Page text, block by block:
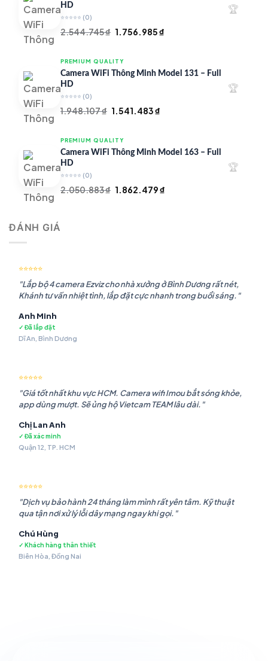
HD
⭐⭐⭐⭐⭐ (0)
2.544.745₫ Giá
là:
2.544.745 ₫.
1.756.985₫
là:
🏆
PREMIUM QUALITY
Camera WiFi Thông Minh Model 131 – Full
HD
⭐⭐⭐⭐⭐ (0)
1.948.107₫ Giá
là:
1.948.107 ₫.
1.541.483₫
là:
🏆
PREMIUM QUALITY
Camera WiFi Thông Minh Model 163 – Full
HD
⭐⭐⭐⭐⭐ (0)
2.050.883₫ Giá
1.862.479₫
🏆
ĐÁNH GIÁ
⭐⭐⭐⭐⭐
"Lắp bộ 4 camera Ezviz cho nhà xưởng ở Bình Dương rất nét,
Khánh tư vấn nhiệt tình, lắp đặt cực nhanh trong buổi sáng."
Anh Minh
✓ Đã lắp đặt
Dĩ An, Bình Dương
⭐⭐⭐⭐⭐
"Giá tốt nhất khu vực HCM. Camera wifi Imou bắt sóng khỏe,
app dùng mượt. Sẽ ủng hộ Vietcam TEAM lâu dài."
Chị Lan Anh
✓ Đã xác minh
Quận 12, TP. HCM
⭐⭐⭐⭐⭐
"Dịch vụ bảo hành 24 tháng làm mình rất yên tâm. Kỹ thuật
qua tận nơi xử lý lỗi dây mạng ngay khi gọi."
Chú Hùng
✓ Khách hàng thân thiết
Biên Hòa, Đồng Nai